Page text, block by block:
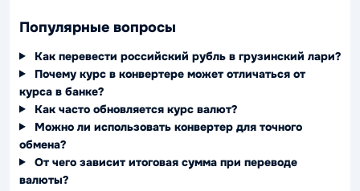
Популярные вопросы
Как перевести российский рубль в грузинский лари?
Почему курс в конвертере может отличаться от
курса в банке?
Как часто обновляется курс валют?
Можно ли использовать конвертер для точного
обмена?
От чего зависит итоговая сумма при переводе
валюты?